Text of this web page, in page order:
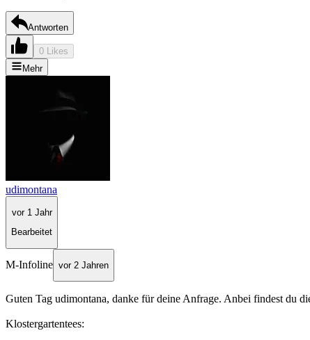
Antworten
0 Likes
Mehr
udimontana
vor 1 Jahr
Bearbeitet
M-Infoline vor 2 Jahren
Guten Tag udimontana, danke für deine Anfrage. Anbei findest du
Klostergartentees: